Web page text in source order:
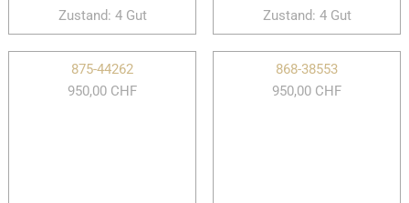
Zustand: 4 Gut Zustand: 4 Gut
875-44262
950,00 CHF
868-38553
950,00 CHF